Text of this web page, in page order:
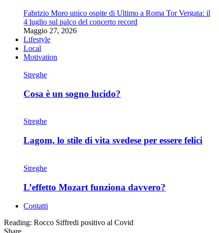
Fabrizio Moro unico ospite di Ultimo a Roma Tor Vergata: il
4 luglio sul palco del concerto record
Maggio 27, 2026
Lifestyle
Local
Motivation
Streghe
Cosa è un sogno lucido?
Streghe
Lagom, lo stile di vita svedese per essere felici
Streghe
L’effetto Mozart funziona davvero?
Contatti
Reading: Rocco Siffredi positivo al Covid